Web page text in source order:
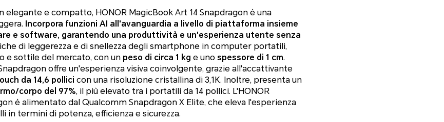
elegante e compatto, HONOR MagicBook Art 14 Snapdragon è una
Incorpora funzioni AI all'avanguardia a livello di piattaforma insieme
e software, garantendo una produttività e un'esperienza utente senza
di leggerezza e di snellezza degli smartphone in computer portatili,
e sottile del mercato, con un peso di circa 1 kg e uno spessore di 1 cm.
offre un'esperienza visiva coinvolgente, grazie all'accattivante
da 14,6 pollici con una risoluzione cristallina di 3,1K. Inoltre, presenta un
corpo del 97%, il più elevato tra i portatili da 14 pollici. L'HONOR
è alimentato dal Qualcomm Snapdragon X Elite, che eleva l'esperienza
in termini di potenza, efficienza e sicurezza.